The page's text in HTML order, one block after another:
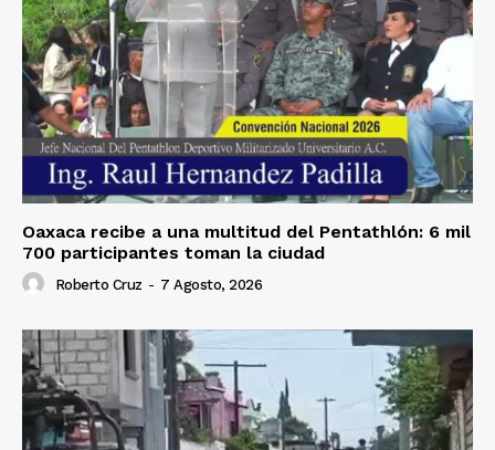
Oaxaca recibe a una multitud del Pentathlón: 6 mil
700 participantes toman la ciudad
Roberto Cruz - 7 Agosto, 2026